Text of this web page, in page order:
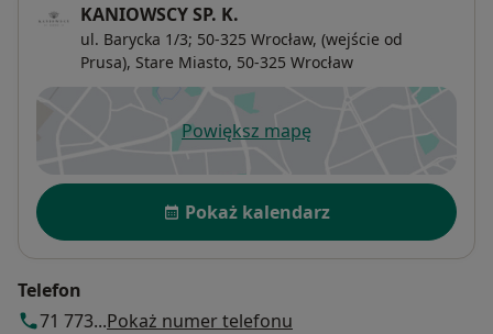
KANIOWSCY SP. K.
ul. Barycka 1/3; 50-325 Wrocław, (wejście od
Prusa), Stare Miasto, 50-325 Wrocław
Powiększ mapęotwiera się w nowej karcie
Dostępność
Pokaż kalendarz
Telefon
71 773...Pokaż numer telefonu